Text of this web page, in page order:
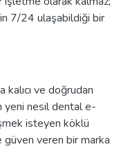
7/24 ulaşabildiği bir
kalıcı ve doğrudan
yeni nesil dental e-
isteyen köklü
veren bir marka